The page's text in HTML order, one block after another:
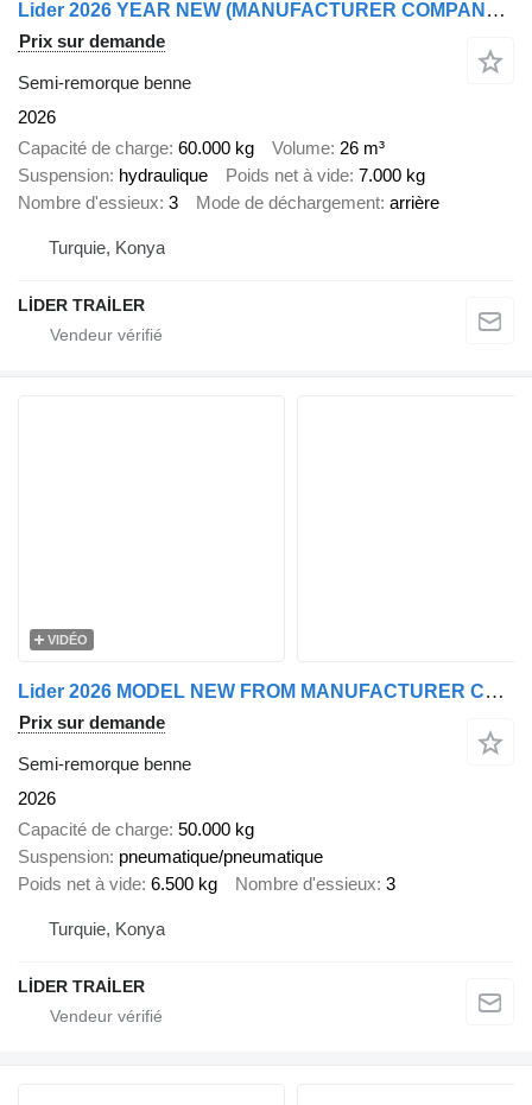
Lider 2026 YEAR NEW (MANUFACTURER COMPANY LIDER TRAILER & TANKER )
Prix sur demande
Semi-remorque benne
2026
Capacité de charge 60.000 kg Volume 26 m³
Suspension hydraulique Poids net à vide 7.000 kg
Nombre d'essieux 3 Mode de déchargement arrière
Turquie, Konya
LİDER TRAİLER
VIDÉO
Lider 2026 MODEL NEW FROM MANUFACTURER COMPANY
Prix sur demande
Semi-remorque benne
2026
Capacité de charge 50.000 kg
Suspension pneumatique/pneumatique
Poids net à vide 6.500 kg Nombre d'essieux 3
Turquie, Konya
LİDER TRAİLER